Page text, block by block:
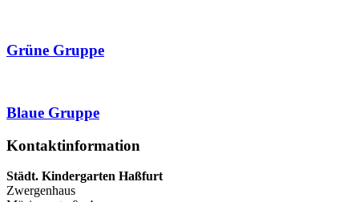
Grüne Gruppe
Blaue Gruppe
Kontaktinformation
Städt. Kindergarten Haßfurt
Zwergenhaus